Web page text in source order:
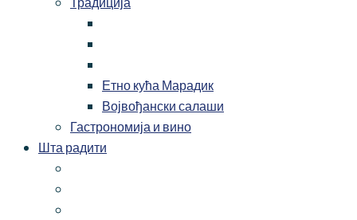
Етно кућа Марадик
Војвођански салаши
Гастрономија и вино
Шта радити